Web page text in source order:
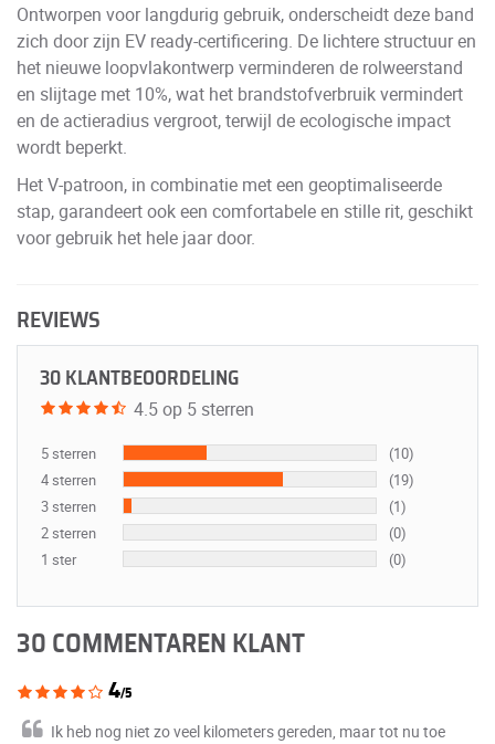
Ontworpen voor langdurig gebruik, onderscheidt deze band
zich door zijn EV ready-certificering. De lichtere structuur en
het nieuwe loopvlakontwerp verminderen de rolweerstand
en slijtage met 10%, wat het brandstofverbruik vermindert
en de actieradius vergroot, terwijl de ecologische impact
wordt beperkt.
Het V-patroon, in combinatie met een geoptimaliseerde
stap, garandeert ook een comfortabele en stille rit, geschikt
voor gebruik het hele jaar door.
REVIEWS
30 KLANTBEOORDELING
4.5 op 5 sterren
5 sterren
(10)
4 sterren
(19)
3 sterren
(1)
2 sterren
(0)
1 ster
(0)
30 COMMENTAREN KLANT
4/5
Ik heb nog niet zo veel kilometers gereden, maar tot nu toe